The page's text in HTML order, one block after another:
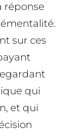
réponse
sur ces
qui
et qui